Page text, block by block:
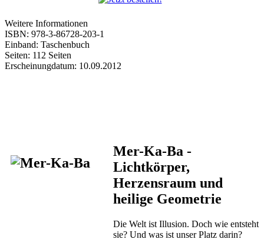
Weitere Informationen
ISBN: 978-3-86728-203-1
Einband: Taschenbuch
Seiten: 112 Seiten
Erscheinungdatum: 10.09.2012
Mer-Ka-Ba -
Lichtkörper,
Herzensraum und
heilige Geometrie
Die Welt ist Illusion. Doch wie entsteht
sie? Und was ist unser Platz darin?